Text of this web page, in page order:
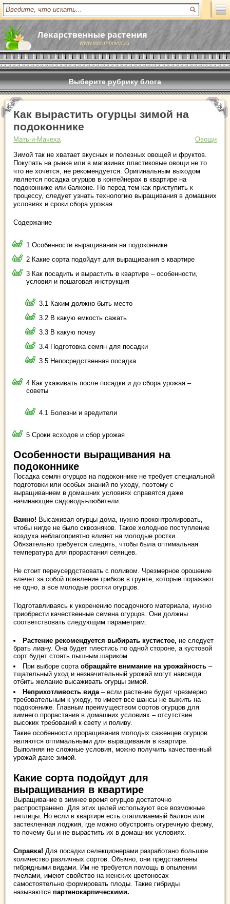
www.vsem-privet.ru
Выберите рубрику блога
Как вырастить огурцы зимой на
подоконнике
Мать-и-Мачеха
Овощи
Зимой так не хватает вкусных и полезных овощей и фруктов.
Покупать на рынке или в магазинах пластиковые овощи не то
что не хочется, не рекомендуется. Оригинальным выходом
является посадка огурцов в контейнерах в квартире на
подоконнике или балконе. Но перед тем как приступить к
процессу, следует узнать технологию выращивания в домашних
условиях и сроки сбора урожая.
Содержание
1 Особенности выращивания на подоконнике
2 Какие сорта подойдут для выращивания в квартире
3 Как посадить и вырастить в квартире – особенности,
условия и пошаговая инструкция
3.1 Каким должно быть место
3.2 В какую емкость сажать
3.3 В какую почву
3.4 Подготовка семян для посадки
3.5 Непосредственная посадка
4 Как ухаживать после посадки и до сбора урожая –
советы
4.1 Болезни и вредители
5 Сроки всходов и сбор урожая
Особенности выращивания на
подоконнике
Посадка семян огурцов на подоконнике не требует специальной
подготовки или особых знаний по уходу, поэтому с
выращиванием в домашних условиях справятся даже
начинающие садоводы-любители.
Важно! Высаживая огурцы дома, нужно проконтролировать,
чтобы нигде не было сквозняков. Такое холодное поступление
воздуха неблагоприятно влияет на молодые ростки.
Обязательно требуется следить, чтобы была оптимальная
температура для прорастания сеянцев.
Не стоит переусердствовать с поливом. Чрезмерное орошение
влечет за собой появление грибков в грунте, которые поражают
не одно, а все молодые ростки огурцов.
Подготавливаясь к укоренению посадочного материала, нужно
приобрести качественные семена огурцов. Они должны
соответствовать следующим параметрам:
Растение рекомендуется выбирать кустистое, не следует
брать лиану. Она будет плестись по одной стороне, а кустовой
сорт будет стоять пышным шариком.
При выборе сорта обращайте внимание на урожайность –
тщательный уход и незначительный урожай могут навсегда
отбить желание высаживать огурцы зимой.
Неприхотливость вида– если растение будет чрезмерно
требовательным к уходу, то имеет все шансы не выжить на
подоконнике. Главным преимуществом сортов огурцов для
зимнего прорастания в домашних условиях – отсутствие
высоких требований к свету и поливу.
Такие особенности проращивания молодых саженцев огурцов
являются оптимальными для выращивания в квартире.
Выполняя не сложные условия, можно получить качественный
урожай даже зимой.
Какие сорта подойдут для
выращивания в квартире
Выращивание в зимнее время огурцов достаточно
распространено. Для этих целей используют все возможные
теплицы. Но если в квартире есть отапливаемый балкон или
застекленная лоджия, где можно обустроить огуречную ферму,
то почему бы и не вырастить их в домашних условиях.
Справка! Для посадки селекционерами разработано большое
количество различных сортов. Обычно, они представлены
гибридными видами. Им не требуется помощь в опылении
пчелами, имеют свойство на женских цветоносах
самостоятельно формировать плоды. Такие гибриды
называются партенокарпическими.